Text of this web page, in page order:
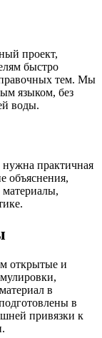
проект,
быстро
тем. Мы
языком, без
воды.
нужна практичная
объяснения,
открытые и
в
в
привязки к